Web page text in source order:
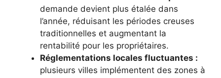
demande devient plus étalée dans
l’année, réduisant les périodes creuses
traditionnelles et augmentant la
rentabilité pour les propriétaires.
Réglementations locales fluctuantes :
plusieurs villes implémentent des zones à